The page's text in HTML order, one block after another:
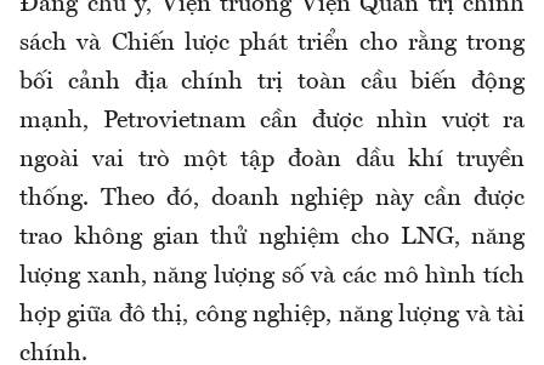
Đáng chú ý, Viện trưởng Viện Quản trị chính
sách và Chiến lược phát triển cho rằng trong
bối cảnh địa chính trị toàn cầu biến động
mạnh, Petrovietnam cần được nhìn vượt ra
ngoài vai trò một tập đoàn dầu khí truyền
thống. Theo đó, doanh nghiệp này cần được
trao không gian thử nghiệm cho LNG, năng
lượng xanh, năng lượng số và các mô hình tích
hợp giữa đô thị, công nghiệp, năng lượng và tài
chính.